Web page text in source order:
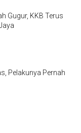
Gugur, KKB Terus
Pelakunya Pernah